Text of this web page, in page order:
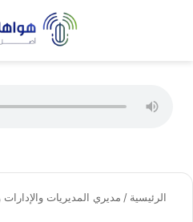
الرئيسية / مديري المديريات والإدارات